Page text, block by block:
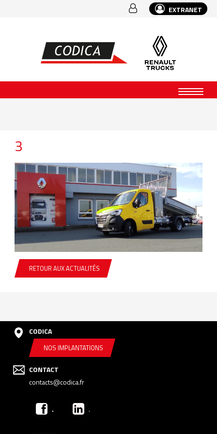
EXTRANET
3
RETOUR AUX ACTUALITÉS
CODICA
NOS IMPLANTATIONS
CONTACT
contacts@codica.fr
. .